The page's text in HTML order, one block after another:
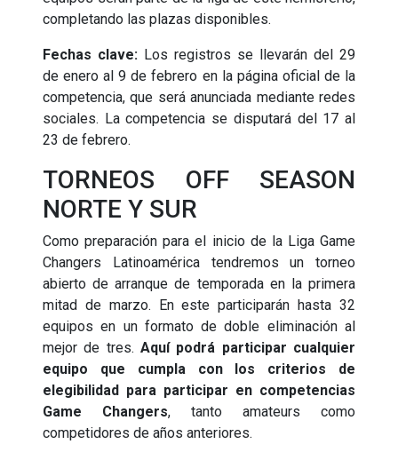
completando las plazas disponibles.
Fechas clave: Los registros se llevarán del 29
de enero al 9 de febrero en la página oficial de la
competencia, que será anunciada mediante redes
sociales. La competencia se disputará del 17 al
23 de febrero.
TORNEOS OFF SEASON
NORTE Y SUR
Como preparación para el inicio de la Liga Game
Changers Latinoamérica tendremos un torneo
abierto de arranque de temporada en la primera
mitad de marzo. En este participarán hasta 32
equipos en un formato de doble eliminación al
mejor de tres. Aquí podrá participar cualquier
equipo que cumpla con los criterios de
elegibilidad para participar en competencias
Game Changers, tanto amateurs como
competidores de años anteriores.